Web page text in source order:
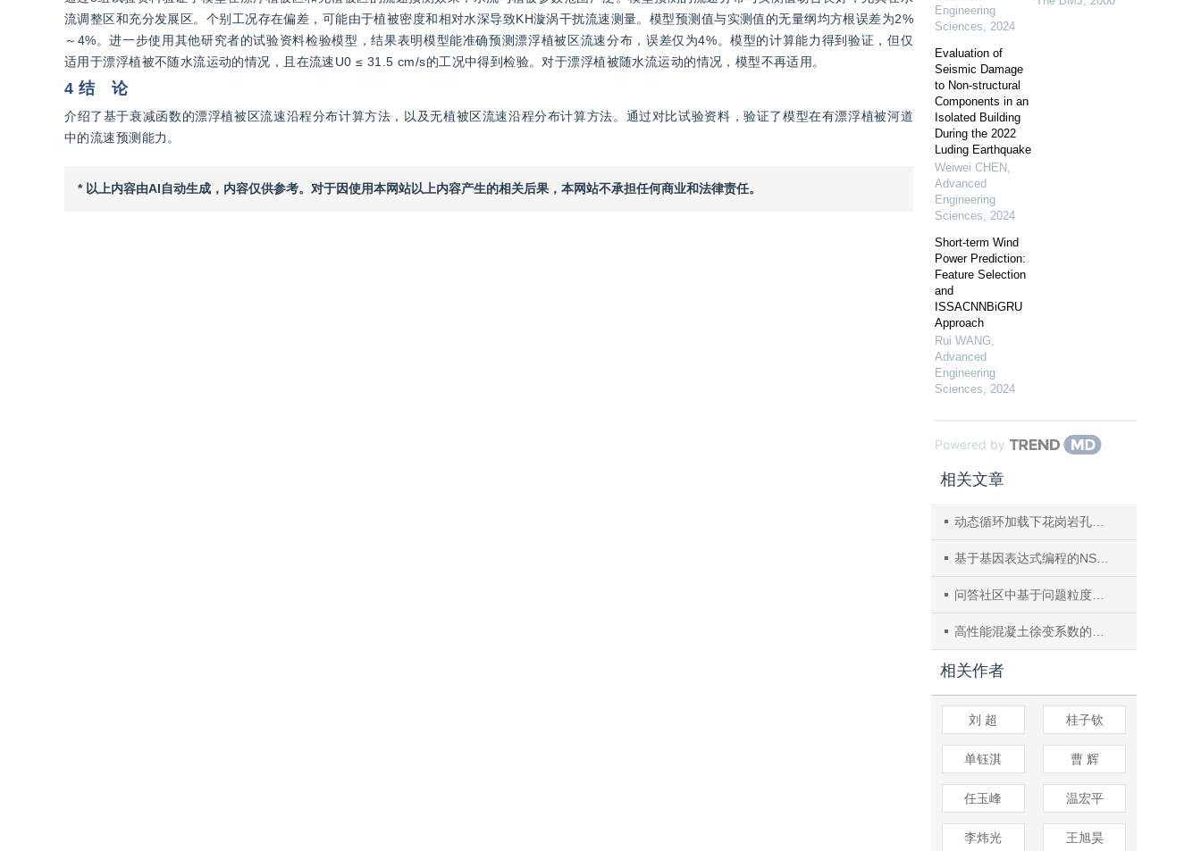
流调整区和充分发展区。个别工况存在偏差，可能由于植被密度和相对水深导致KH漩涡干扰流速测量。模型预测值与实测值的无量纲均方根误差为2%
～4%。进一步使用其他研究者的试验资料检验模型，结果表明模型能准确预测漂浮植被区流速分布，误差仅为4%。模型的计算能力得到验证，但仅
适用于漂浮植被不随水流运动的情况，且在流速U0 ≤ 31.5 cm/s的工况中得到检验。对于漂浮植被随水流运动的情况，模型不再适用。
4 结 论
介绍了基于衰减函数的漂浮植被区流速沿程分布计算方法，以及无植被区流速沿程分布计算方法。通过对比试验资料，验证了模型在有漂浮植被河道
中的流速预测能力。
* 以上内容由AI自动生成，内容仅供参考。对于因使用本网站以上内容产生的相关后果，本网站不承担任何商业和法律责任。
Engineering
Sciences, 2024
Evaluation of
Seismic Damage
to Non-structural
Components in an
Isolated Building
During the 2022
Luding Earthquake
Weiwei CHEN ,
Advanced
Engineering
Sciences, 2024
Short-term Wind
Power Prediction:
Feature Selection
and
ISSACNNBiGRU
Approach
Rui WANG,
Advanced
Engineering
Sciences, 2024
Powered by
相关文章
动态循环加载下花岗岩孔渗参数演化规律
基于基因表达式编程的NSM FRP–混凝土粘结强度预测模型
问答社区中基于问题粒度的用户专业性预测方法
高性能混凝土徐变系数的公式设计
相关作者
刘 超 桂子钦
单钰淇 曹 辉
任玉峰 温宏平
李炜光 王旭昊